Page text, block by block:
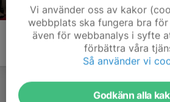
Vi använder oss av kakor
webbplats ska fungera bra
även för webbanalys i syfte
förbättra våra
Så använder vi
Godkänn alla